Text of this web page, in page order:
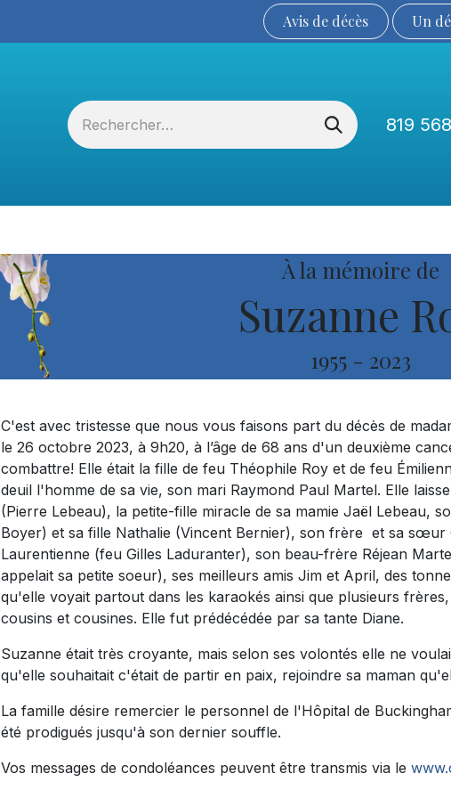
Avis de décès Un
819
À la mémoire de
Suzanne
1955 - 2023
C'est avec tristesse que nous vous faisons part du décès de
le 26 octobre 2023, à 9h20, à l’âge de 68 ans d'un deuxième
combattre! Elle était la fille de feu Théophile Roy et de feu
deuil l'homme de sa vie, son mari Raymond Paul Martel. Elle
(Pierre Lebeau), la petite-fille miracle de sa mamie Jaël Lebeau,
Boyer) et sa fille Nathalie (Vincent Bernier), son frère et sa sœur
Laurentienne (feu Gilles Laduranter), son beau-frère Réjean
appelait sa petite soeur), ses meilleurs amis Jim et April, des
qu'elle voyait partout dans les karaokés ainsi que plusieurs
cousins et cousines. Elle fut prédécédée par sa tante Diane.
Suzanne était très croyante, mais selon ses volontés elle ne
qu'elle souhaitait c'était de partir en paix, rejoindre sa maman
La famille désire remercier le personnel de l'Hôpital de
été prodigués jusqu'à son dernier souffle.
Vos messages de condoléances peuvent être transmis via le